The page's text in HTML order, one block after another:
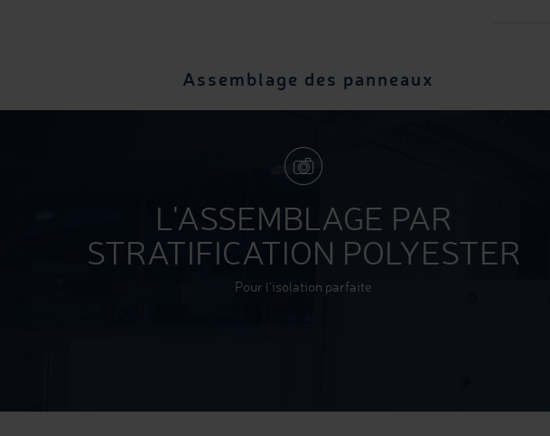
Assemblage des panneaux
L'ASSEMBLAGE PAR
STRATIFICATION POLYESTER
Pour l’isolation parfaite